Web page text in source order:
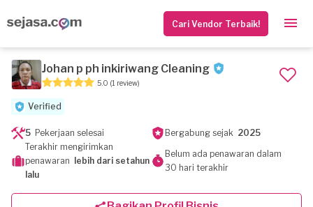
Cari Vendor Terbaik!
Johan p ph inkiriwang Cleaning
5.0 (1 review)
Verified
5 Pekerjaan selesai Bergabung sejak 2025
Terakhir mengirimkan
penawaran
lebih dari setahun
lalu
Belum ada penawaran dalam
30 hari terakhir